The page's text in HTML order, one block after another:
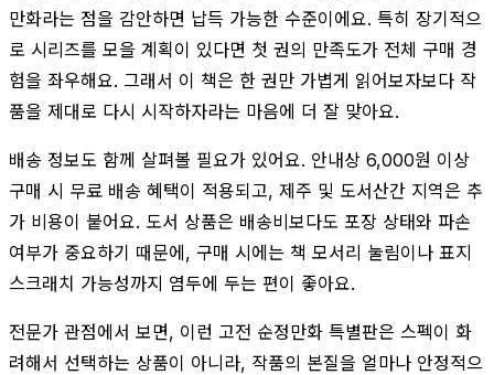
만화라는 점을 감안하면 납득 가능한 수준이에요. 특히 장기적으
로 시리즈를 모을 계획이 있다면 첫 권의 만족도가 전체 구매 경
험을 좌우해요. 그래서 이 책은 한 권만 가볍게 읽어보자보다 작
품을 제대로 다시 시작하자라는 마음에 더 잘 맞아요.
배송 정보도 함께 살펴볼 필요가 있어요. 안내상 6,000원 이상
구매 시 무료 배송 혜택이 적용되고, 제주 및 도서산간 지역은 추
가 비용이 붙어요. 도서 상품은 배송비보다도 포장 상태와 파손
여부가 중요하기 때문에, 구매 시에는 책 모서리 눌림이나 표지
스크래치 가능성까지 염두에 두는 편이 좋아요.
전문가 관점에서 보면, 이런 고전 순정만화 특별판은 스펙이 화
려해서 선택하는 상품이 아니라, 작품의 본질을 얼마나 안정적으